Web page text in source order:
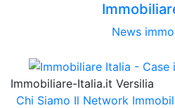
News
Immobiliare-Italia.it Versilia
Chi Siamo Il Network